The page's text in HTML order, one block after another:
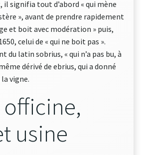
il signifia tout d’abord « qui mène
», avant de prendre rapidement
et boit avec modération » puis,
celui de « qui ne boit pas ».
du latin sobrius, « qui n’a pas bu, à
dérivé de ebrius, qui a donné
vigne.
usine